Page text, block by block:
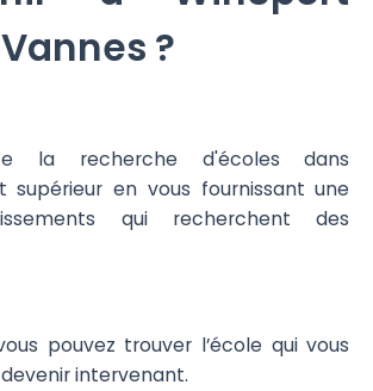
?
la recherche d'écoles dans
supérieur en vous fournissant une
qui recherchent des
pouvez trouver l’école qui vous
intervenant.